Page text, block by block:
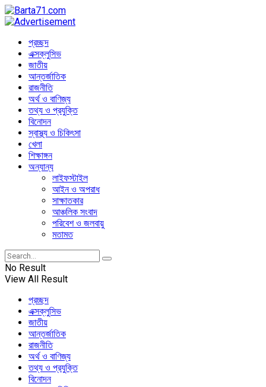
প্রচ্ছদ
এক্সক্লুসিভ
জাতীয়
আন্তর্জাতিক
রাজনীতি
অর্থ ও বাণিজ্য
তথ্য ও প্রযুক্তি
বিনোদন
স্বাস্থ্য ও চিকিৎসা
খেলা
শিক্ষাঙ্গন
অন্যান্য
লাইফস্টাইল
আইন ও অপরাধ
সাক্ষাতকার
আঞ্চলিক সংবাদ
পরিবেশ ও জলবায়ু
মতামত
No Result
View All Result
প্রচ্ছদ
এক্সক্লুসিভ
জাতীয়
আন্তর্জাতিক
রাজনীতি
অর্থ ও বাণিজ্য
তথ্য ও প্রযুক্তি
বিনোদন